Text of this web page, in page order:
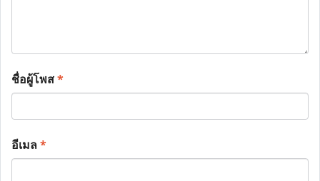
ชื่อผู้โพส*
อีเมล*